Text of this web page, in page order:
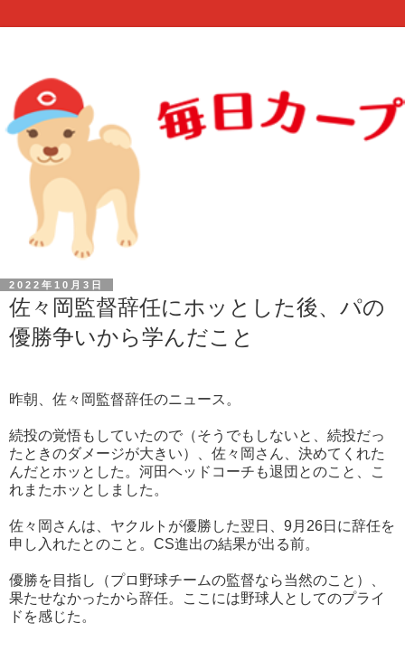
2022年10月3日
佐々岡監督辞任にホッとした後、パの
優勝争いから学んだこと
昨朝、佐々岡監督辞任のニュース。
続投の覚悟もしていたので（そうでもしないと、続投だっ
たときのダメージが大きい）、佐々岡さん、決めてくれた
んだとホッとした。河田ヘッドコーチも退団とのこと、こ
れまたホッとしました。
佐々岡さんは、ヤクルトが優勝した翌日、9月26日に辞任を
申し入れたとのこと。CS進出の結果が出る前。
優勝を目指し（プロ野球チームの監督なら当然のこと）、
果たせなかったから辞任。ここには野球人としてのプライ
ドを感じた。